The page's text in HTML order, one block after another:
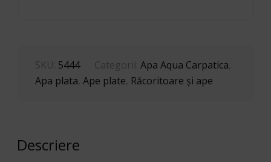
SKU: 5444 Categorii:Apa Aqua Carpatica
Apa plata ,Ape plate Răcoritoare şi ape
Descriere